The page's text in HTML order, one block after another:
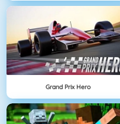
Grand Prix Hero